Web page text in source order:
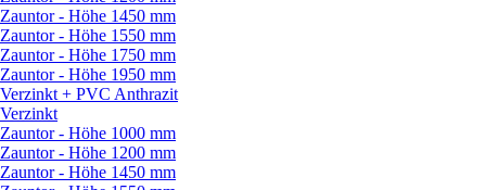
Zauntor - Höhe 1450 mm
Zauntor - Höhe 1550 mm
Zauntor - Höhe 1750 mm
Zauntor - Höhe 1950 mm
Verzinkt + PVC Anthrazit
Verzinkt
Zauntor - Höhe 1000 mm
Zauntor - Höhe 1200 mm
Zauntor - Höhe 1450 mm